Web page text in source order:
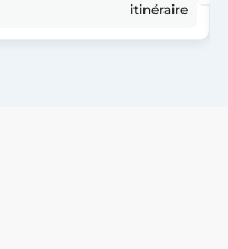
itinéraire